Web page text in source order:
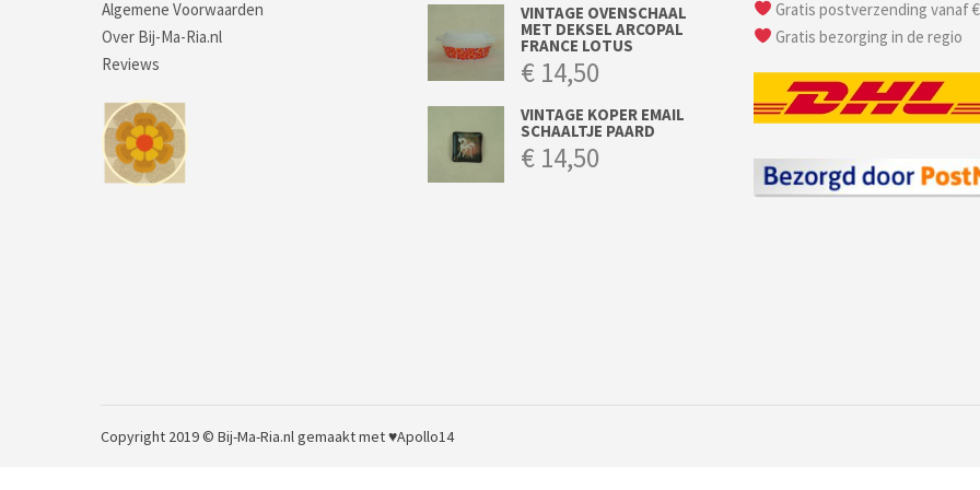
Algemene Voorwaarden
Over Bij-Ma-Ria.nl
Reviews
VINTAGE OVENSCHAAL
MET DEKSEL ARCOPAL
FRANCE LOTUS
€ 14,50
VINTAGE KOPER EMAIL
SCHAALTJE PAARD
€ 14,50
Gratis postverzending vanaf
Gratis bezorging in de regio
Copyright 2019 © Bij-Ma-Ria.nlgemaakt met ♥Apollo14